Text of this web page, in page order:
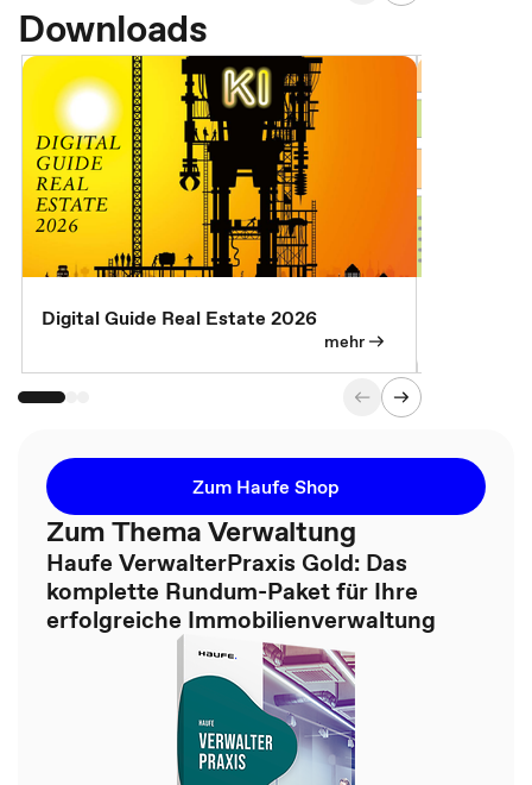
Downloads
Digital Guide Real Estate 2026
mehr
Zum Haufe Shop
Zum Thema Verwaltung
Haufe VerwalterPraxis Gold: Das
komplette Rundum-Paket für Ihre
erfolgreiche Immobilienverwaltung